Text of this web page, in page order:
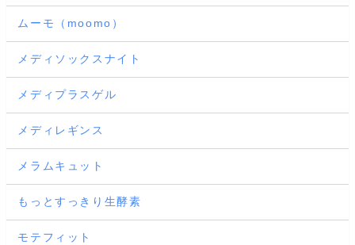
ムーモ（moomo）
メディソックスナイト
メディプラスゲル
メディレギンス
メラムキュット
もっとすっきり生酵素
モテフィット